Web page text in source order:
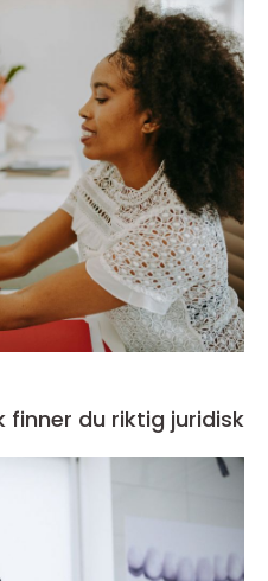
finner du riktig juridisk